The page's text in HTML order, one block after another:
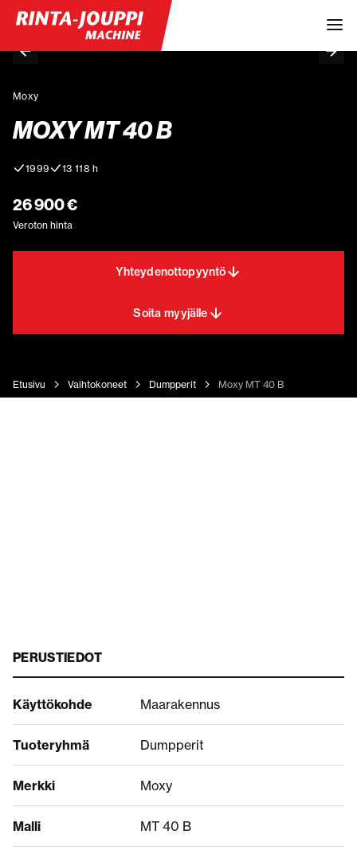
Moxy
MOXY MT 40 B
1999 13 118 h
26 900 €
Veroton hinta
Yhteydenottopyyntö
Soita myyjälle
Etusivu Vaihtokoneet Dumpperit Moxy MT 40 B
PERUSTIEDOT
Käyttökohde Maarakennus
Tuoteryhmä Dumpperit
Merkki Moxy
Malli MT 40 B